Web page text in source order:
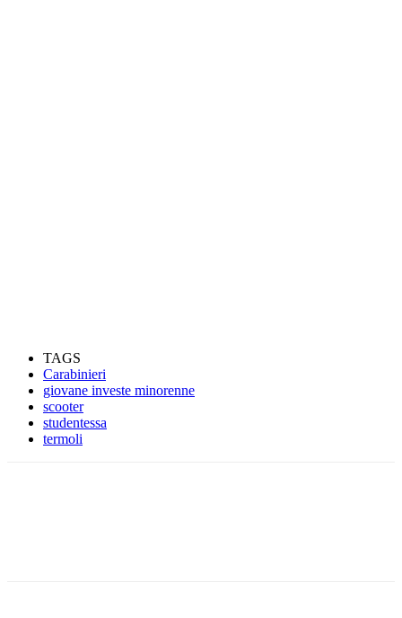
TAGS
Carabinieri
giovane investe minorenne
scooter
studentessa
termoli